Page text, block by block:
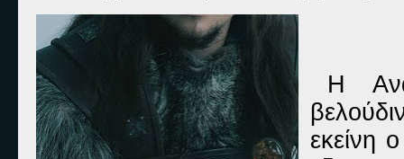
Η
εκείνη